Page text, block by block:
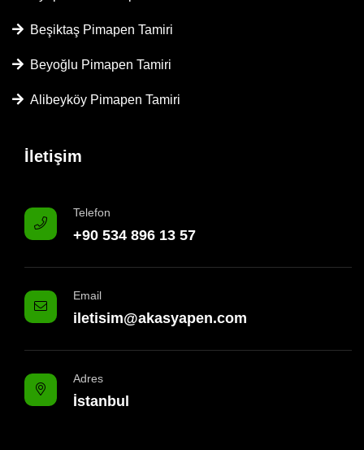
Beşiktaş Pimapen Tamiri
Beyoğlu Pimapen Tamiri
Alibeyköy Pimapen Tamiri
İletişim
Telefon
+90 534 896 13 57
Email
iletisim@akasyapen.com
Adres
İstanbul